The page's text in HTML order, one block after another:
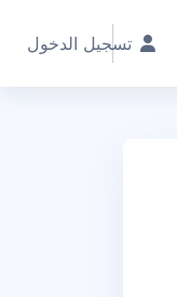
تسجيل الدخول